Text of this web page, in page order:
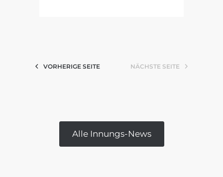
VORHERIGE SEITE NÄCHSTE SEITE
Alle Innungs-News